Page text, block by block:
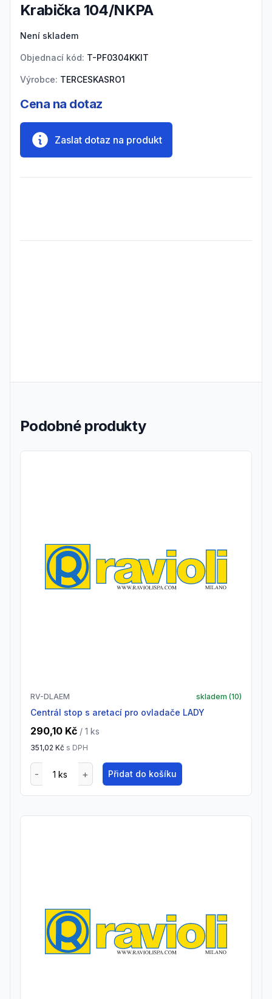
Krabička 104/NKPA
Není skladem
Objednací kód: T-PF0304KKIT
Výrobce: TERCESKASRO1
Cena na dotaz
Zaslat dotaz na produkt
Podobné produkty
RV-DLAEM skladem (10)
centrál stop s aretací pro ovladače LADY
290,10 Kč / 1 ks
351,02 Kč s DPH
Přidat do košíku